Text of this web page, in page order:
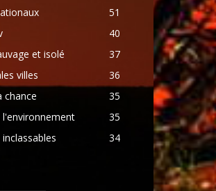
51
40
et isolé
37
villes
36
chance
35
35
34